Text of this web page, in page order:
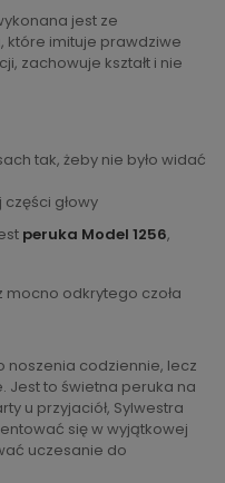
jest ze
które imituje prawdziwe
zachowuje kształt i nie
tak, żeby nie było widać
głowy
peruka Model 1256,
mocno odkrytego czoła
noszenia codziennie, lecz
Jest to świetna peruka na
u przyjaciół, Sylwestra
się w wyjątkowej
uczesanie do